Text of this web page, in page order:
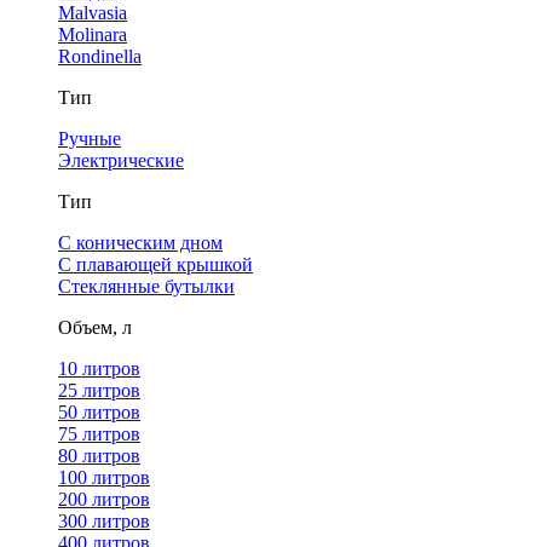
Malvasia
Molinara
Rondinella
Тип
Ручные
Электрические
Тип
С коническим дном
С плавающей крышкой
Стеклянные бутылки
Объем, л
10 литров
25 литров
50 литров
75 литров
80 литров
100 литров
200 литров
300 литров
400 литров